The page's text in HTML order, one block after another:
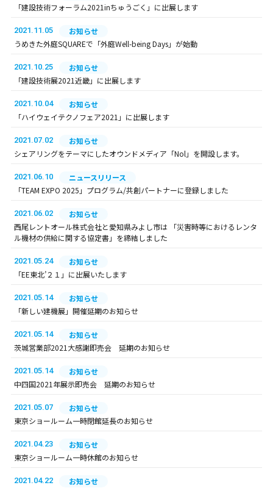
「建設技術フォーラム2021inちゅうごく」に出展します
2021.11.05
お知らせ
うめきた外庭SQUAREで「外庭Well-being Days」が始動
2021.10.25
お知らせ
「建設技術展2021近畿」に出展します
2021.10.04
お知らせ
「ハイウェイテクノフェア2021」に出展します
2021.07.02
お知らせ
シェアリングをテーマにしたオウンドメディア「Nol」を開設します。
2021.06.10
ニュースリリース
「TEAM EXPO 2025」プログラム/共創パートナーに登録しました
2021.06.02
お知らせ
西尾レントオール株式会社と愛知県みよし市は 「災害時等におけるレンタ
ル機材の供給に関する協定書」を締結しました
2021.05.24
お知らせ
「EE東北’２１」に出展いたします
2021.05.14
お知らせ
「新しい建機展」開催延期のお知らせ
2021.05.14
お知らせ
茨城営業部2021大感謝即売会 延期のお知らせ
2021.05.14
お知らせ
中四国2021年展示即売会 延期のお知らせ
2021.05.07
お知らせ
東京ショールーム一時閉館延長のお知らせ
2021.04.23
お知らせ
東京ショールーム一時休館のお知らせ
2021.04.22
お知らせ